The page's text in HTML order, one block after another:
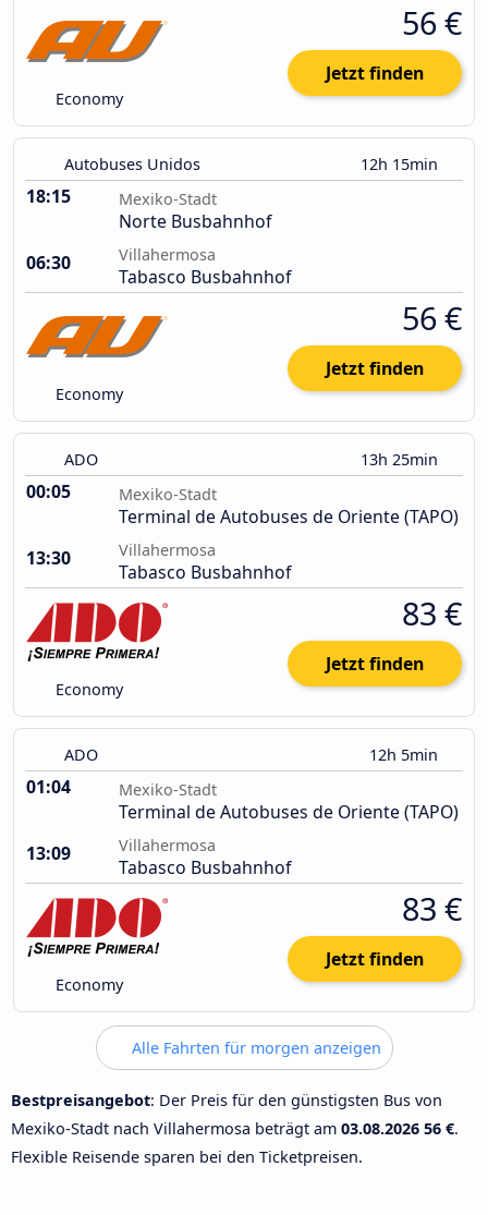
Economy
56 €
Jetzt finden
Autobuses Unidos 12h 15min
18:15 Mexiko-Stadt
Norte Busbahnhof
06:30
Villahermosa
Tabasco Busbahnhof
Economy
56 €
Jetzt finden
ADO 13h 25min
00:05 Mexiko-Stadt
Terminal de Autobuses de Oriente (TAPO)
13:30
Villahermosa
Tabasco Busbahnhof
Economy
83 €
Jetzt finden
ADO 12h 5min
01:04 Mexiko-Stadt
Terminal de Autobuses de Oriente (TAPO)
13:09
Villahermosa
Tabasco Busbahnhof
Economy
83 €
Jetzt finden
Alle Fahrten für morgen anzeigen
Bestpreisangebot: Der Preis für den günstigsten Bus von
Mexiko-Stadt nach Villahermosa beträgt am 03.08.2026 56 €.
Flexible Reisende sparen bei den Ticketpreisen.